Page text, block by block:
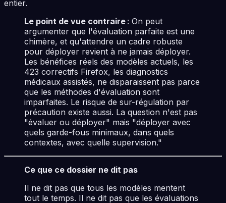
entier.
Le point de vue contraire : On peut
argumenter que l'évaluation parfaite est une
chimère, et qu'attendre un cadre robuste
pour déployer revient à ne jamais déployer.
Les bénéfices réels des modèles actuels, les
423 correctifs Firefox, les diagnostics
médicaux assistés, ne disparaissent pas parce
que les méthodes d'évaluation sont
imparfaites. Le risque de sur-régulation par
précaution existe aussi. La question n'est pas
"évaluer ou déployer" mais "déployer avec
quels garde-fous minimaux, dans quels
contextes, avec quelle supervision."
Ce que ce dossier ne dit pas
Il ne dit pas que tous les modèles mentent
tout le temps. Il ne dit pas que les évaluations